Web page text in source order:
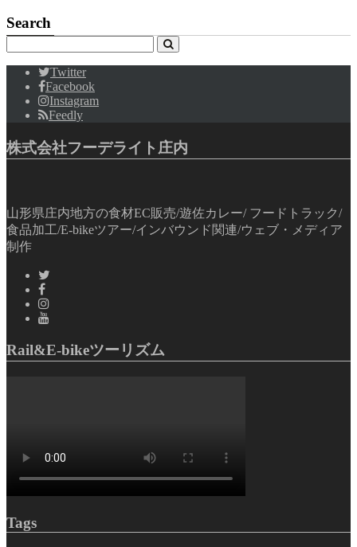
Search
Twitter
Facebook
Instagram
Feedly
株式会社フーデライト庄内
山形県庄内地方の食材EC販売/遊佐カレー/ フードトラック/
食品加工/E-bikeツアー/インバウンド関連/ウェブ・メディア
制作
Rail&E-bikeツーリズム
Tags